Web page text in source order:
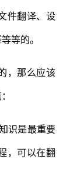
件翻译、设
等的。
，那么应该
识是最重要
，可以在翻